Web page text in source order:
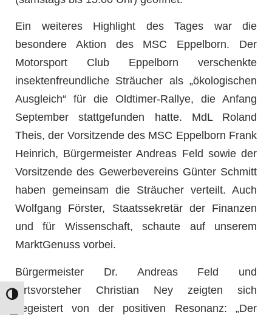
Umschalten auf hohe Kontraste
Ein weiteres Highlight des Tages war die
besondere Aktion des MSC Eppelborn. Der
Motorsport Club Eppelborn verschenkte
insektenfreundliche Sträucher als „ökologischen
Ausgleich“ für die Oldtimer-Rallye, die Anfang
September stattgefunden hatte. MdL Roland
Theis, der Vorsitzende des MSC Eppelborn Frank
Heinrich, Bürgermeister Andreas Feld sowie der
Vorsitzende des Gewerbevereins Günter Schmitt
haben gemeinsam die Sträucher verteilt. Auch
Wolfgang Förster, Staatssekretär der Finanzen
und für Wissenschaft, schaute auf unserem
MarktGenuss vorbei.
Bürgermeister Dr. Andreas Feld und
Ortsvorsteher Christian Ney zeigten sich
begeistert von der positiven Resonanz: „Der